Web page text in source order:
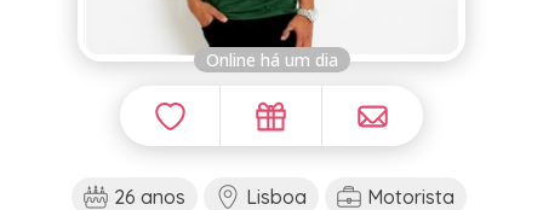
Online há um dia
26 anos Lisboa Motorista